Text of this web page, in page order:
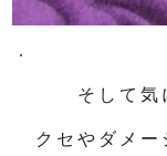
.
そして気
クセやダメ